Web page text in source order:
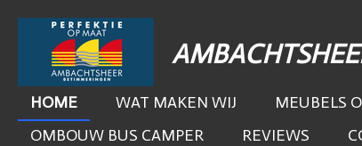
Ga
de
hoofdinhoud
HOME WAT MAKEN WIJ MEUBELS
OMBOUW BUS CAMPER
REVIEWS